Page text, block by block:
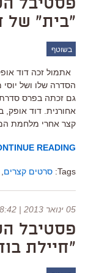
פסטיבל
"בית" של
בשוטף
אתמול זכה דוד
אחורנית. דוד אופק,
קצר אחרי מלחמת
READING
Tags: סרטים קצרים
05 ינואר 2013 | 18:42
פסטיבל
"חיילת